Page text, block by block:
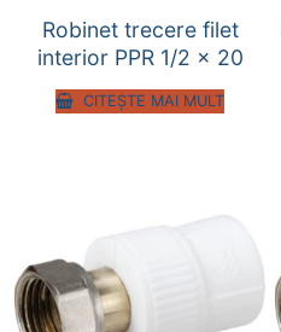
Robinet trecere filet
interior PPR 1/2 x 20
CITEȘTE MAI MULT